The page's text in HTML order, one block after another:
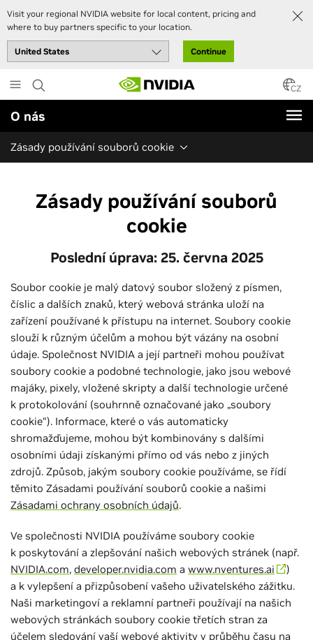
Visit your regional NVIDIA website for local content, pricing and
where to buy partners specific to your location.
Continue
to
main
content
CZ
O nás
Zásady používání souborů cookie
Zásady používání souborů
cookie
Poslední úprava: 25. června 2025
Soubor cookie je malý datový soubor složený z písmen,
číslic a dalších znaků, který webová stránka uloží na
zařízení používané k přístupu na internet. Soubory cookie
slouží k různým účelům a mohou být vázány na osobní
údaje. Společnost NVIDIA a její partneři mohou používat
soubory cookie a podobné technologie, jako jsou webové
majáky, pixely, vložené skripty a další technologie určené
k protokolování (souhrnně označované jako „soubory
cookie“). Informace, které o vás automaticky
shromažďujeme, mohou být kombinovány s dalšími
osobními údaji získanými přímo od vás nebo z jiných
zdrojů. Způsob, jakým soubory cookie používáme, se řídí
těmito Zásadami používání souborů cookie a našimi
Zásadami ochrany osobních údajů.
Ve společnosti NVIDIA používáme soubory cookie
k poskytování a zlepšování našich webových stránek (např.
NVIDIA.com, developer.nvidia.com a www.nventures.ai
)
a k vylepšení a přizpůsobení vašeho uživatelského zážitku.
Naši marketingoví a reklamní partneři používají na našich
webových stránkách soubory cookie třetích stran za
účelem sledování vaší webové aktivity v průběhu času na